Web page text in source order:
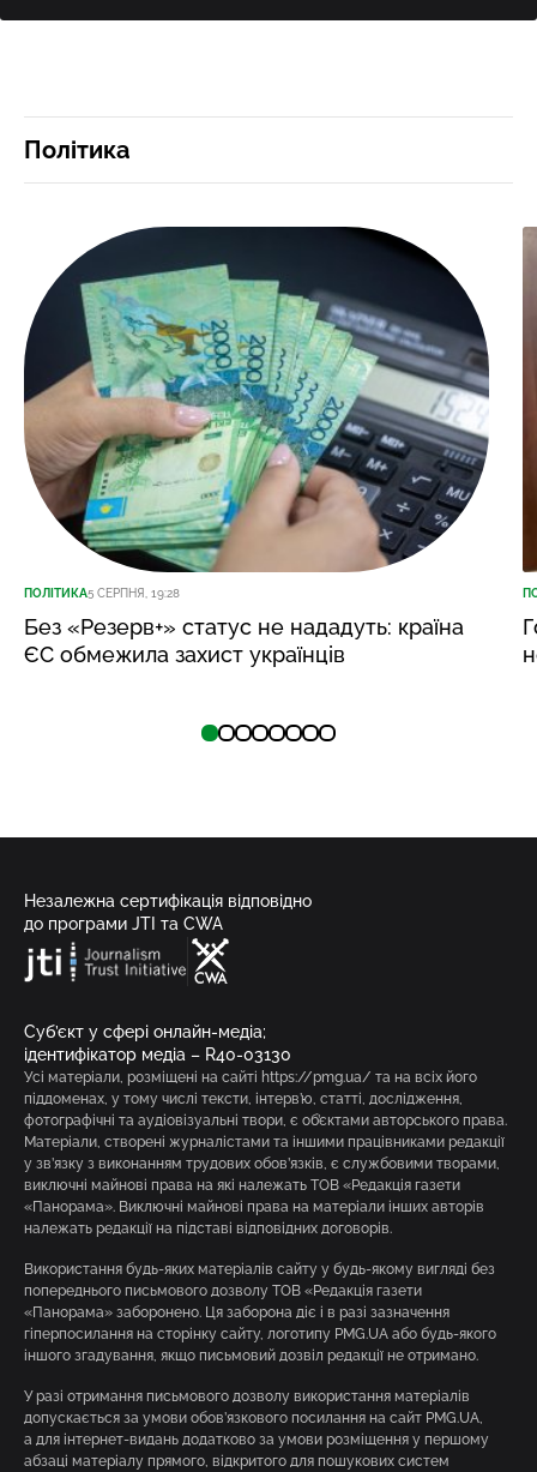
Політика
ПОЛІТИКА5 СЕРПНЯ, 19:28
Без «Резерв+» статус не нададуть: країна
ЄС обмежила захист українців
Незалежна сертифікація відповідно
до програми JTI та CWA
Суб’єкт у сфері онлайн-медіа;
ідентифікатор медіа – R40-03130
Усі матеріали, розміщені на сайті https://pmg.ua/ та на всіх його
піддоменах, у тому числі тексти, інтерв’ю, статті, дослідження,
фотографічні та аудіовізуальні твори, є об’єктами авторського права.
Матеріали, створені журналістами та іншими працівниками редакції
у зв’язку з виконанням трудових обов’язків, є службовими творами,
виключні майнові права на які належать ТОВ «Редакція газети
«Панорама». Виключні майнові права на матеріали інших авторів
належать редакції на підставі відповідних договорів.
Використання будь-яких матеріалів сайту у будь-якому вигляді без
попереднього письмового дозволу ТОВ «Редакція газети
«Панорама» заборонено. Ця заборона діє і в разі зазначення
гіперпосилання на сторінку сайту, логотипу PMG.UA або будь-якого
іншого згадування, якщо письмовий дозвіл редакції не отримано.
У разі отримання письмового дозволу використання матеріалів
допускається за умови обов’язкового посилання на сайт PMG.UA,
а для інтернет-видань додатково за умови розміщення у першому
абзаці матеріалу прямого, відкритого для пошукових систем